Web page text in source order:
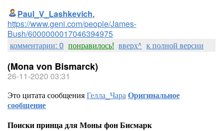
Paul_V_Lashkevich,
https://www.geni.com/people/James-
Bush/6000000017046394975
комментарии: 0 понравилось! вверх^ к полной версии
(Mona von Bismarck)
26-11-2020 03:31
Это цитата сообщенияГелла_ЧараОригинальное
сообщение
Поиски принца для Моны фон Бисмарк